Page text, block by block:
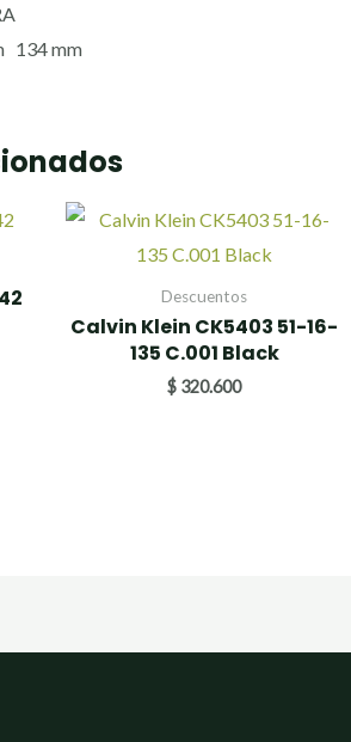
134 mm
Descuentos
Calvin Klein CK5403 51-16-
135 C.001 Black
$ 320.600